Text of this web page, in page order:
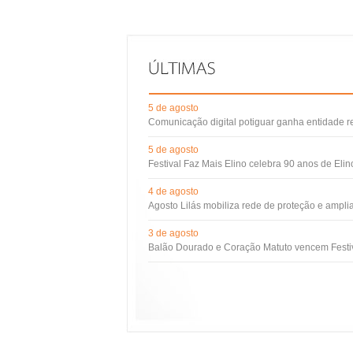
5 de agosto
Comunicação digital potiguar ganha entidade
5 de agosto
Festival Faz Mais Elino celebra 90 anos de
4 de agosto
Agosto Lilás mobiliza rede de proteção e
3 de agosto
Balão Dourado e Coração Matuto vencem